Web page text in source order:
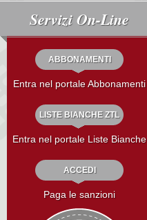
Servizi On-Line
ABBONAMENTI
Entra nel portale Abbonamenti
LISTE BIANCHE ZTL
Entra nel portale Liste Bianche
ACCEDI
Paga le sanzioni